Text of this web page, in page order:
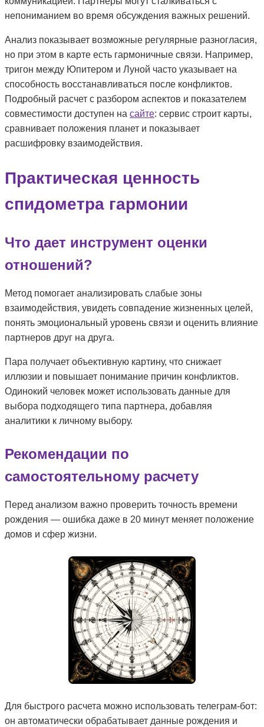
непониманием во время обсуждения важных решений.
Анализ показывает возможные регулярные разногласия,
но при этом в карте есть гармоничные связи. Например,
тригон между Юпитером и Луной часто указывает на
способность восстанавливаться после конфликтов.
Подробный расчет с разбором аспектов и показателем
совместимости доступен на сайте: сервис строит карты,
сравнивает положения планет и показывает
расшифровку взаимодействия.
Практическая ценность
спидометра гармонии
Что дает инструмент оценки
отношений?
Метод помогает анализировать слабые зоны
взаимодействия, увидеть совпадение жизненных целей,
понять эмоциональный уровень связи и оценить влияние
партнеров друг на друга.
Пара получает объективную картину, что снижает
иллюзии и повышает понимание причин конфликтов.
Одинокий человек может использовать данные для
выбора подходящего типа партнера, добавляя
аналитики к личному выбору.
Рекомендации по
самостоятельному расчету
Перед анализом важно проверить точность времени
рождения — ошибка даже в 20 минут меняет положение
домов и сфер жизни.
Для быстрого расчета можно использовать телеграм-бот:
он автоматически обрабатывает данные рождения и